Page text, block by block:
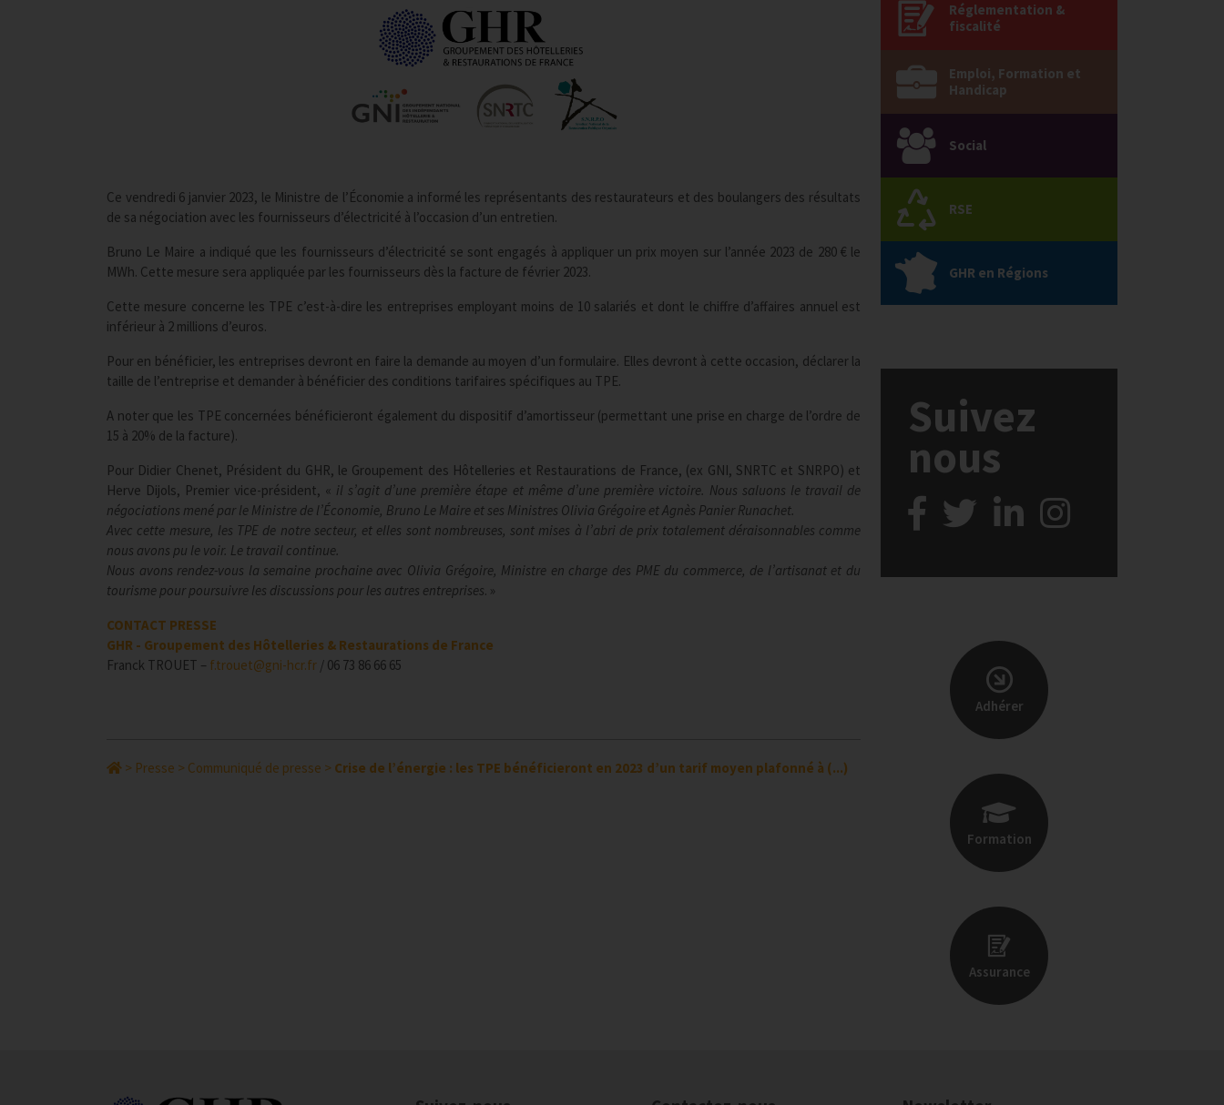
Ce vendredi 6 janvier 2023, le Ministre de l’Économie a informé les représentants des restaurateurs et des boulangers des résultats
de sa négociation avec les fournisseurs d’électricité à l’occasion d’un entretien.
Bruno Le Maire a indiqué que les fournisseurs d’électricité se sont engagés à appliquer un prix moyen sur l’année 2023 de 280 € le
MWh. Cette mesure sera appliquée par les fournisseurs dès la facture de février 2023.
Cette mesure concerne les TPE c’est-à-dire les entreprises employant moins de 10 salariés et dont le chiffre d’affaires annuel est
inférieur à 2 millions d’euros.
Pour en bénéficier, les entreprises devront en faire la demande au moyen d’un formulaire. Elles devront à cette occasion, déclarer la
taille de l’entreprise et demander à bénéficier des conditions tarifaires spécifiques au TPE.
A noter que les TPE concernées bénéficieront également du dispositif d’amortisseur (permettant une prise en charge de l’ordre de
15 à 20% de la facture).
Pour Didier Chenet, Président du GHR, le Groupement des Hôtelleries et Restaurations de France, (ex GNI, SNRTC et SNRPO) et
Herve Dijols, Premier vice-président, « il s’agit d’une première étape et même d’une première victoire. Nous saluons le travail de
négociations mené par le Ministre de l’Économie, Bruno Le Maire et ses Ministres Olivia Grégoire et Agnès Panier Runachet.
Avec cette mesure, les TPE de notre secteur, et elles sont nombreuses, sont mises à l’abri de prix totalement déraisonnables comme
nous avons pu le voir. Le travail continue.
Nous avons rendez-vous la semaine prochaine avec Olivia Grégoire, Ministre en charge des PME du commerce, de l’artisanat et du
tourisme pour poursuivre les discussions pour les autres entreprises. »
CONTACT PRESSE
GHR - Groupement des Hôtelleries & Restaurations de France
Franck TROUET – f.trouet@gni-hcr.fr / 06 73 86 66 65
> Presse > Communiqué de presse > Crise de l’énergie : les TPE bénéficieront en 2023 d’un tarif moyen plafonné à (...)
Réglementation &
fiscalité
Emploi, Formation et
Handicap
Social
RSE
GHR en Régions
Suivez
nous
Adhérer
Formation
Assurance